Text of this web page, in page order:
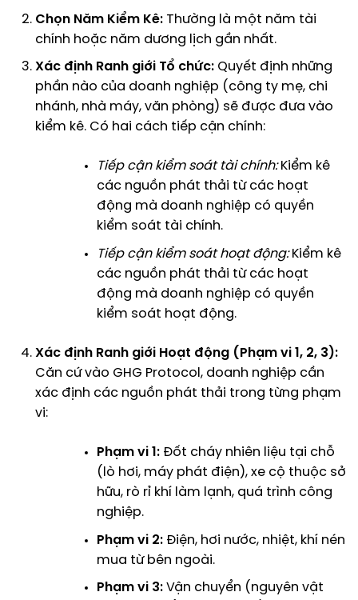
Chọn Năm Kiểm Kê:Thường là một năm tài
chính hoặc năm dương lịch gần nhất.
Xác định Ranh giới Tổ chức:Quyết định những
phần nào của doanh nghiệp (công ty mẹ, chi
nhánh, nhà máy, văn phòng) sẽ được đưa vào
kiểm kê. Có hai cách tiếp cận chính:
Tiếp cận kiểm soát tài chính:Kiểm kê
các nguồn phát thải từ các hoạt
động mà doanh nghiệp có quyền
kiểm soát tài chính.
Tiếp cận kiểm soát hoạt động:Kiểm kê
các nguồn phát thải từ các hoạt
động mà doanh nghiệp có quyền
kiểm soát hoạt động.
Xác định Ranh giới Hoạt động (Phạm vi 1, 2, 3):
Căn cứ vào GHG Protocol, doanh nghiệp cần
xác định các nguồn phát thải trong từng phạm
vi:
Phạm vi 1:Đốt cháy nhiên liệu tại chỗ
(lò hơi, máy phát điện), xe cộ thuộc sở
hữu, rò rỉ khí làm lạnh, quá trình công
nghiệp.
Phạm vi 2:Điện, hơi nước, nhiệt, khí nén
mua từ bên ngoài.
Phạm vi 3:Vận chuyển (nguyên vật